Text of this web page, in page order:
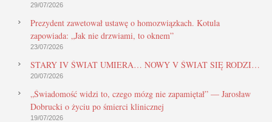
29/07/2026
Prezydent zawetował ustawę o homozwiązkach. Kotula
zapowiada: „Jak nie drzwiami, to oknem”
23/07/2026
STARY IV ŚWIAT UMIERA… NOWY V ŚWIAT SIĘ RODZI…
20/07/2026
„Świadomość widzi to, czego mózg nie zapamiętał” — Jarosław
Dobrucki o życiu po śmierci klinicznej
19/07/2026